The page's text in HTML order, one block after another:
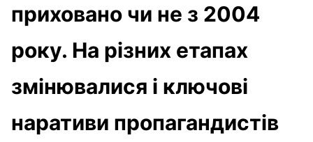
приховано чи не з 2004
року. На різних етапах
змінювалися і ключові
наративи пропагандистів